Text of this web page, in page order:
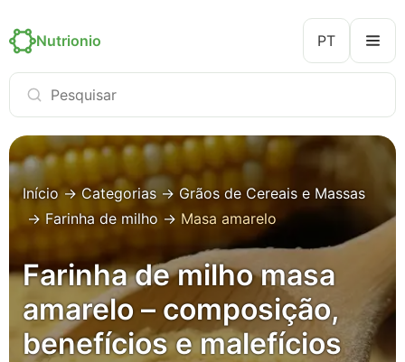
Nutrionio PT
Início →Categorias→ Grãos de Cereais e Massas
→ Farinha de milho → Masa amarelo
Farinha de milho masa
amarelo – composição,
benefícios e malefícios